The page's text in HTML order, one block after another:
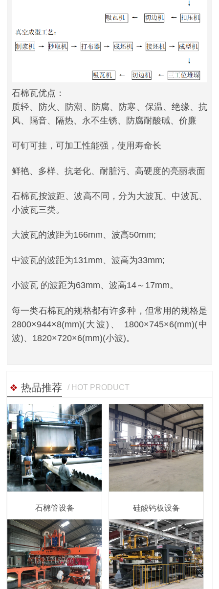
石棉瓦优点：
质轻、防火、防潮、防腐、防寒、保温、绝缘、抗
风、隔音、隔热、永不生锈、防腐耐酸碱、价廉
可钉可挂，可加工性能强，使用寿命长
鲜艳、多样、抗老化、耐脏污、高硬度的亮丽表面
石棉瓦按波距、波高不同，分为大波瓦、中波瓦、
小波瓦三类。
大波瓦的波距为166mm、波高50mm;
中波瓦的波距为131mm、波高为33mm;
小波瓦 的波距为63mm、波高14～17mm。
每一类石棉瓦的规格都有许多种，但常用的规格是
2800×944×8(mm)(大波)、 1800×745×6(mm)(中
波)、1820×720×6(mm)(小波)。
热品推荐 / HOT PRODUCT
石棉管设备 硅酸钙板设备